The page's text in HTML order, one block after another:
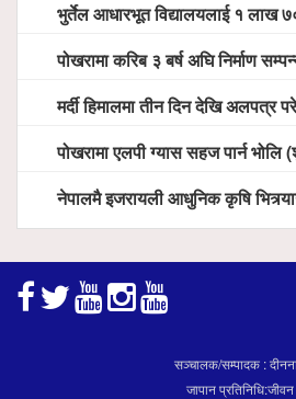
भुर्तेल आधारभूत विद्यालयलाई १ लाख ७० हजार रुपैयाँ
पोखरामा करिब ३ बर्ष अघि निर्माण सम्पन्न भएको विद्युतीय शवदाह गृह अझै
मर्दी हिमालमा तीन दिन देखि अलपत्र परेका पोखराका तीन युवाको
पोखरामा एलपी ग्यास सहज पार्न भोलि (शुक्रबार) देखि खुद्रा
नेपालमै इजरायली आधुनिक कृषि भित्र्याउने पहल ः पोखराका मेयर धनराज आचार्य
सञ्चालक/सम्पादक :
जापान